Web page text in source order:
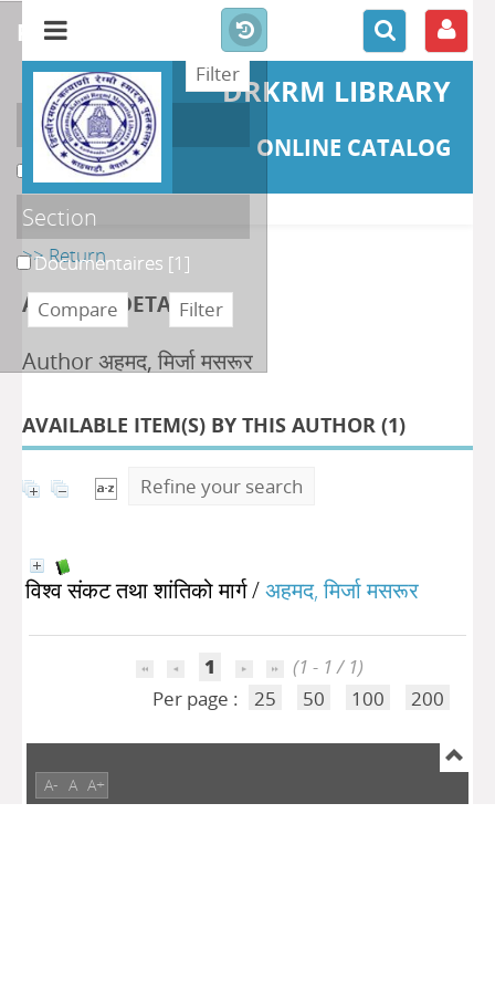
DRKRM LIBRARY
ONLINE CATALOG
>> Return
AUTHOR DETAILS
Author अहमद, मिर्जा मसरूर
AVAILABLE ITEM(S) BY THIS AUTHOR (1)
Refine your search
विश्व संकट तथा शांतिको मार्ग/अहमद, मिर्जा मसरूर
1
(1 - 1 / 1)
Per page :
25 50 100 200
refine or compare
Localisation
DKRML[1]
Section
Documentaires [1]
A- A A+